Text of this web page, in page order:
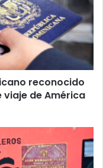
reconocido
de América